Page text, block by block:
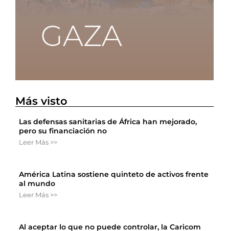
Más visto
Las defensas sanitarias de África han mejorado,
pero su financiación no
Leer Más >>
América Latina sostiene quinteto de activos frente
al mundo
Leer Más >>
Al aceptar lo que no puede controlar, la Caricom